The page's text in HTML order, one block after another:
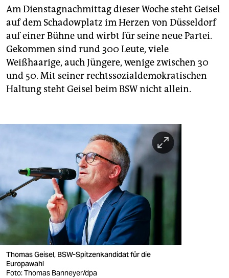
Am Dienstagnachmittag dieser Woche steht Geisel
auf dem Schadowplatz im Herzen von Düsseldorf
auf einer Bühne und wirbt für seine neue Partei.
Gekommen sind rund 300 Leute, viele
Weißhaarige, auch Jüngere, wenige zwischen 30
und 50. Mit seiner rechtssozialdemokratischen
Haltung steht Geisel beim BSW nicht allein.
Thomas Geisel, BSW-Spitzenkandidat für die
Europawahl
Foto: Thomas Banneyer/dpa